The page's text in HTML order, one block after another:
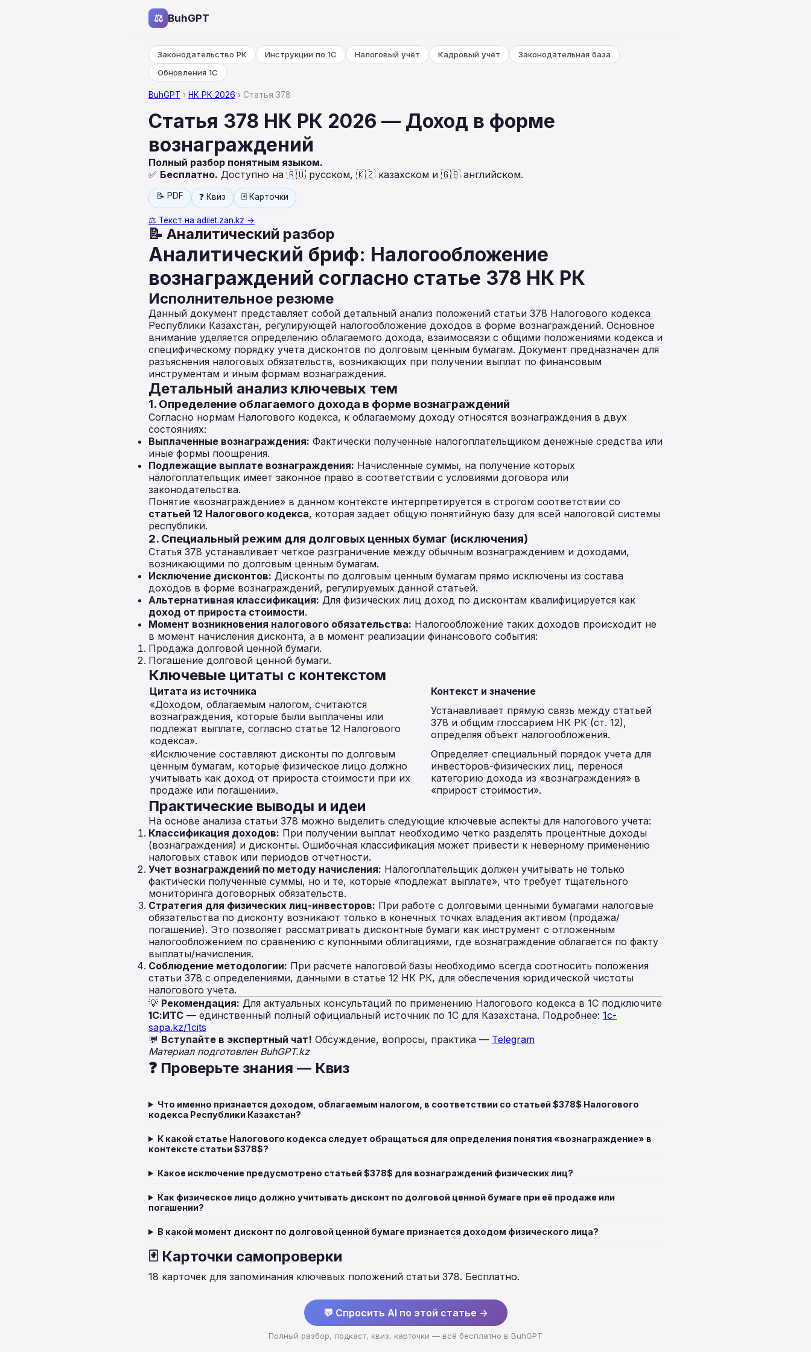
⚖ BuhGPT
Законодательство РК Инструкции по 1С Налоговый учёт Кадровый учёт
Законодательная база
Обновления 1С
BuhGPT › НК РК 2026 › Статья 378
Статья 378 НК РК 2026 — Доход в форме
вознаграждений
Полный разбор понятным языком.
✅ Бесплатно. Доступно на 🇷🇺 русском, 🇰🇿 казахском и 🇬🇧 английском.
📝 PDF ❓ Квиз 🃏 Карточки
⚖️ Текст на adilet.zan.kz →
📝 Аналитический разбор
Аналитический бриф: Налогообложение
вознаграждений согласно статье 378 НК РК
Исполнительное резюме
Данный документ представляет собой детальный анализ положений статьи 378 Налогового кодекса
Республики Казахстан, регулирующей налогообложение доходов в форме вознаграждений. Основное
внимание уделяется определению облагаемого дохода, взаимосвязи с общими положениями кодекса и
специфическому порядку учета дисконтов по долговым ценным бумагам. Документ предназначен для
разъяснения налоговых обязательств, возникающих при получении выплат по финансовым
инструментам и иным формам вознаграждения.
Детальный анализ ключевых тем
1. Определение облагаемого дохода в форме вознаграждений
Согласно нормам Налогового кодекса, к облагаемому доходу относятся вознаграждения в двух
состояниях:
Выплаченные вознаграждения: Фактически полученные налогоплательщиком денежные средства или
иные формы поощрения.
Подлежащие выплате вознаграждения: Начисленные суммы, на получение которых
налогоплательщик имеет законное право в соответствии с условиями договора или
законодательства.
Понятие «вознаграждение» в данном контексте интерпретируется в строгом соответствии со
статьей 12 Налогового кодекса, которая задает общую понятийную базу для всей налоговой системы
республики.
2. Специальный режим для долговых ценных бумаг (исключения)
Статья 378 устанавливает четкое разграничение между обычным вознаграждением и доходами,
возникающими по долговым ценным бумагам.
Исключение дисконтов: Дисконты по долговым ценным бумагам прямо исключены из состава
доходов в форме вознаграждений, регулируемых данной статьей.
Альтернативная классификация: Для физических лиц доход по дисконтам квалифицируется как
доход от прироста стоимости.
Момент возникновения налогового обязательства: Налогообложение таких доходов происходит не
в момент начисления дисконта, а в момент реализации финансового события:
Продажа долговой ценной бумаги.
Погашение долговой ценной бумаги.
Ключевые цитаты с контекстом
Цитата из источника
Контекст и значение
«Доходом, облагаемым налогом, считаются
вознаграждения, которые были выплачены или
подлежат выплате, согласно статье 12 Налогового
кодекса».
Устанавливает прямую связь между статьей
378 и общим глоссарием НК РК (ст. 12),
определяя объект налогообложения.
«Исключение составляют дисконты по долговым
ценным бумагам, которые физическое лицо должно
учитывать как доход от прироста стоимости при их
продаже или погашении».
Определяет специальный порядок учета для
инвесторов-физических лиц, перенося
категорию дохода из «вознаграждения» в
«прирост стоимости».
Практические выводы и идеи
На основе анализа статьи 378 можно выделить следующие ключевые аспекты для налогового учета:
Классификация доходов: При получении выплат необходимо четко разделять процентные доходы
(вознаграждения) и дисконты. Ошибочная классификация может привести к неверному применению
налоговых ставок или периодов отчетности.
Учет вознаграждений по методу начисления: Налогоплательщик должен учитывать не только
фактически полученные суммы, но и те, которые «подлежат выплате», что требует тщательного
мониторинга договорных обязательств.
Стратегия для физических лиц-инвесторов: При работе с долговыми ценными бумагами налоговые
обязательства по дисконту возникают только в конечных точках владения активом (продажа/
погашение). Это позволяет рассматривать дисконтные бумаги как инструмент с отложенным
налогообложением по сравнению с купонными облигациями, где вознаграждение облагается по факту
выплаты/начисления.
Соблюдение методологии: При расчете налоговой базы необходимо всегда соотносить положения
статьи 378 с определениями, данными в статье 12 НК РК, для обеспечения юридической чистоты
налогового учета.
💡 Рекомендация: Для актуальных консультаций по применению Налогового кодекса в 1С подключите
1С:ИТС — единственный полный официальный источник по 1С для Казахстана. Подробнее: 1c-
sapa.kz/1cits
💬 Вступайте в экспертный чат! Обсуждение, вопросы, практика — Telegram
Материал подготовлен BuhGPT.kz
❓ Проверьте знания — Квиз
Что именно признается доходом, облагаемым налогом, в соответствии со статьей $378$ Налогового
кодекса Республики Казахстан?
К какой статье Налогового кодекса следует обращаться для определения понятия «вознаграждение» в
контексте статьи $378$?
Какое исключение предусмотрено статьей $378$ для вознаграждений физических лиц?
Как физическое лицо должно учитывать дисконт по долговой ценной бумаге при её продаже или
погашении?
В какой момент дисконт по долговой ценной бумаге признается доходом физического лица?
🃏 Карточки самопроверки
18 карточек для запоминания ключевых положений статьи 378. Бесплатно.
💬 Спросить AI по этой статье →
Полный разбор, подкаст, квиз, карточки — всё бесплатно в BuhGPT